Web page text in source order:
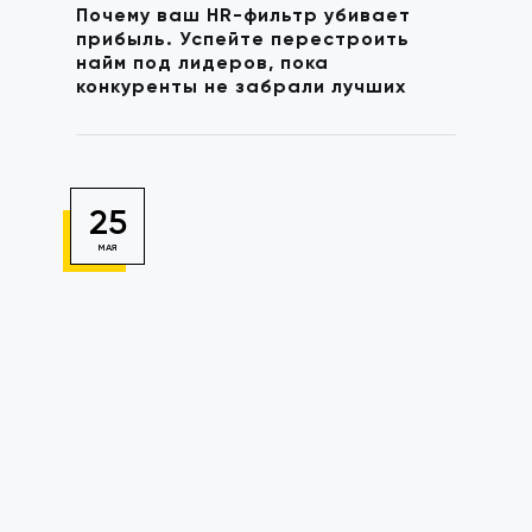
Почему ваш HR-фильтр убивает
прибыль. Успейте перестроить
найм под лидеров, пока
конкуренты не забрали лучших
25
МАЯ